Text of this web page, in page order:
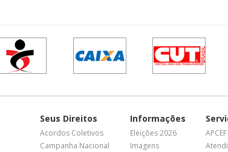
Seus Direitos
Acordos Coletivos
Campanha Nacional
Informações
Eleições 2026
Imagens